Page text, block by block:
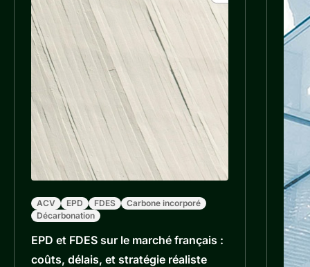
ACV EPD FDES
Carbone incorporé
Décarbonation
EPD et FDES sur le marché français :
coûts, délais, et stratégie réaliste